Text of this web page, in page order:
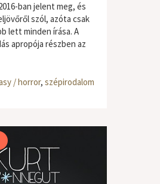
ban jelent meg, és
szól, azóta csak
lett minden írása. A
apropója részben az
/ horror, szépirodalom